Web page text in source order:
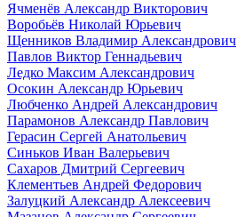
Ячменёв Александр Викторович
Воробьёв Николай Юрьевич
Щенников Владимир Александрович
Павлов Виктор Геннадьевич
Ледко Максим Александрович
Осокин Александр Юрьевич
Любченко Андрей Александрович
Парамонов Александр Павлович
Герасин Сергей Анатольевич
Синьков Иван Валерьевич
Сахаров Дмитрий Сергеевич
Клементьев Андрей Федорович
Залуцкий Александр Алексеевич